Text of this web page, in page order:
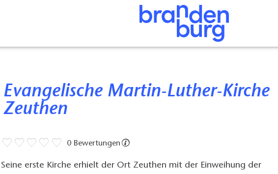
Evangelische Martin-Luther-Kirche
Zeuthen
0 Bewertungen
Seine erste Kirche erhielt der Ort Zeuthen mit der Einweihung der